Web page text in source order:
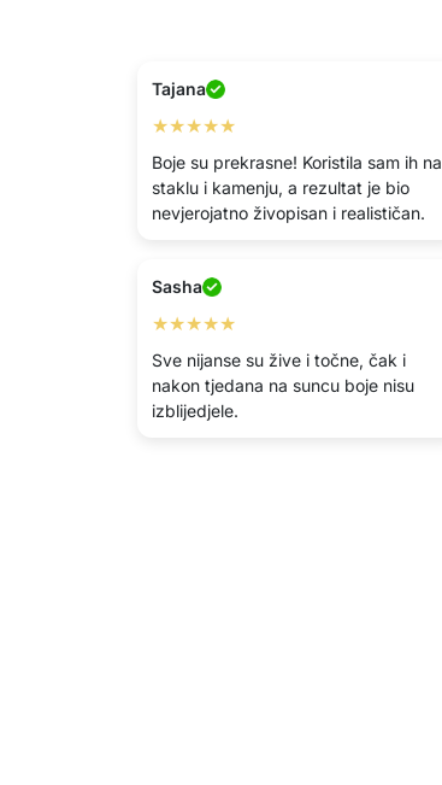
Tajana
★★★★★
Boje su prekrasne! Koristila sam ih na
staklu i kamenju, a rezultat je bio
nevjerojatno živopisan i realističan.
Sasha
★★★★★
Sve nijanse su žive i točne, čak i
nakon tjedana na suncu boje nisu
izblijedjele.